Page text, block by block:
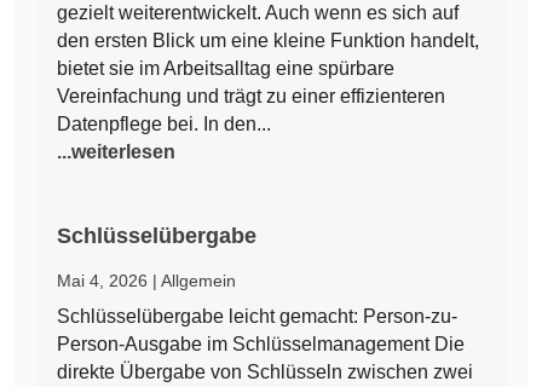
gezielt weiterentwickelt. Auch wenn es sich auf
den ersten Blick um eine kleine Funktion handelt,
bietet sie im Arbeitsalltag eine spürbare
Vereinfachung und trägt zu einer effizienteren
Datenpflege bei. In den...
...weiterlesen
Schlüsselübergabe
Mai 4, 2026 |Allgemein
Schlüsselübergabe leicht gemacht: Person-zu-
Person-Ausgabe im Schlüsselmanagement Die
direkte Übergabe von Schlüsseln zwischen zwei